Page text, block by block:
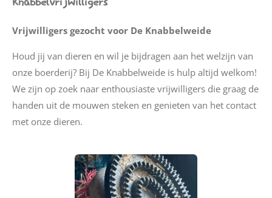
Knabbelvrijwilligers
Vrijwilligers gezocht voor De Knabbelweide
Houd jij van dieren en wil je bijdragen aan het welzijn van
onze boerderij? Bij De Knabbelweide is hulp altijd welkom!
We zijn op zoek naar enthousiaste vrijwilligers die graag de
handen uit de mouwen steken en genieten van het contact
met onze dieren.